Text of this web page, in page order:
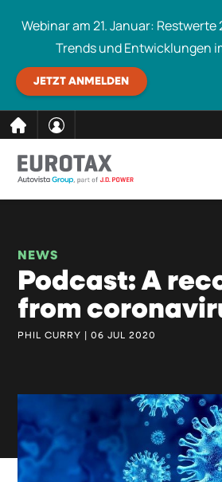
Inhalt
Webinar am 21. Januar: Restwerte
Trends und Entwicklungen
JETZT ANMELDEN
NEWS
Podcast: A
from
PHIL CURRY | 06 JUL 2020